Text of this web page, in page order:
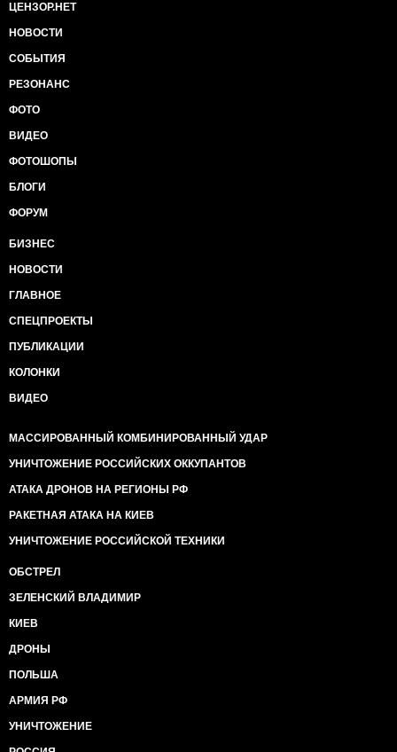
ЦЕНЗОР.НЕТ
НОВОСТИ
СОБЫТИЯ
РЕЗОНАНС
ФОТО
ВИДЕО
ФОТОШОПЫ
БЛОГИ
ФОРУМ
БИЗНЕС
НОВОСТИ
ГЛАВНОЕ
СПЕЦПРОЕКТЫ
ПУБЛИКАЦИИ
КОЛОНКИ
ВИДЕО
МАССИРОВАННЫЙ КОМБИНИРОВАННЫЙ УДАР
УНИЧТОЖЕНИЕ РОССИЙСКИХ ОККУПАНТОВ
АТАКА ДРОНОВ НА РЕГИОНЫ РФ
РАКЕТНАЯ АТАКА НА КИЕВ
УНИЧТОЖЕНИЕ РОССИЙСКОЙ ТЕХНИКИ
ОБСТРЕЛ
ЗЕЛЕНСКИЙ ВЛАДИМИР
КИЕВ
ДРОНЫ
ПОЛЬША
АРМИЯ РФ
УНИЧТОЖЕНИЕ